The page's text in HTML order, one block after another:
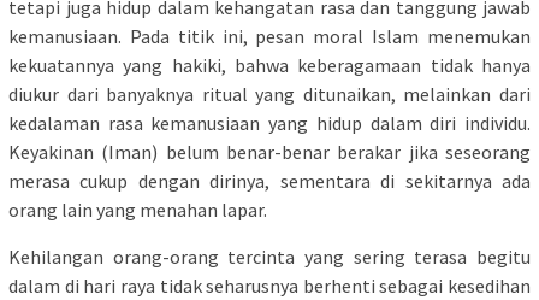
tetapi juga hidup dalam kehangatan rasa dan tanggung jawab
kemanusiaan. Pada titik ini, pesan moral Islam menemukan
kekuatannya yang hakiki, bahwa keberagamaan tidak hanya
diukur dari banyaknya ritual yang ditunaikan, melainkan dari
kedalaman rasa kemanusiaan yang hidup dalam diri individu.
Keyakinan (Iman) belum benar-benar berakar jika seseorang
merasa cukup dengan dirinya, sementara di sekitarnya ada
orang lain yang menahan lapar.
Kehilangan orang-orang tercinta yang sering terasa begitu
dalam di hari raya tidak seharusnya berhenti sebagai kesedihan